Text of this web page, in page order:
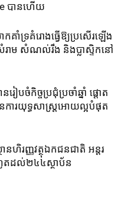
បាន​ហើយ​
គាំទ្រគំរោងធ្វើឱ្យប្រសើរឡើង
រាម សំណល់រឹង និងប្លាស្ទិកនៅ
រៀបចំកិច្ចប្រជុំប្រចាំឆ្នាំ ផ្តោត
នការយុទ្ធសាស្រ្តអោយល្អបំផុត
ានហិរញ្ញវត្ថុឯកជនជាតិ អន្តរ
តដល់២៤៤ស្ថាប័ន